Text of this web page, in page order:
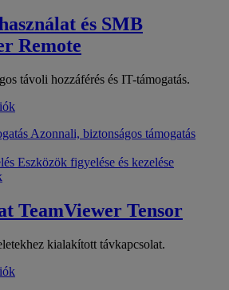
és SMB
Remote
távoli hozzáférés és IT-támogatás.
Azonnali, biztonságos támogatás
Eszközök figyelése és kezelése
TeamViewer Tensor
kialakított távkapcsolat.